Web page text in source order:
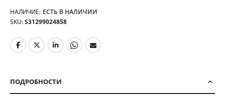
НАЛИЧИЕ: ЕСТЬ В НАЛИЧИИ
SKU S31299024858
ПОДРОБНОСТИ